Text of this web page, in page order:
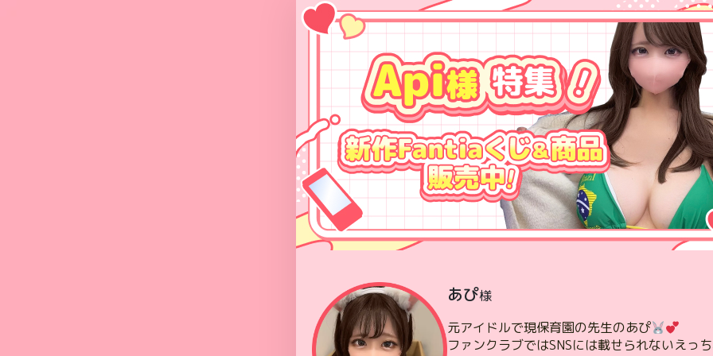
あぴ様
元アイドルで現保育園の先生のあぴ
ファンクラブではSNSには載せられないえっ